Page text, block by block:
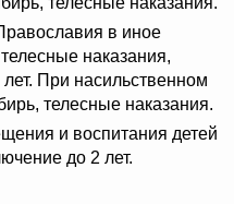
в иное
наказания,
При насильственном
телесные наказания.
и воспитания детей
до 2 лет.